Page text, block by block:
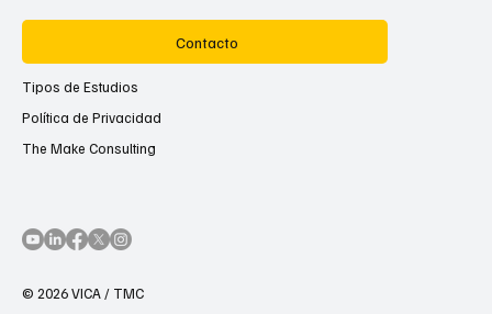
Contacto
Tipos de Estudios
Política de Privacidad
The Make Consulting
© 2026 VICA / TMC